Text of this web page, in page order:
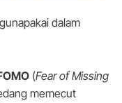
dalam
(Fear of Missing
memecut